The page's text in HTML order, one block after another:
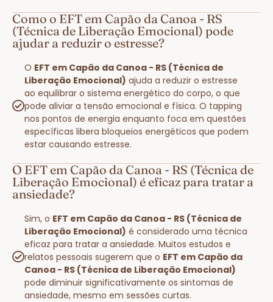
Como o EFT em Capão da Canoa - RS
(Técnica de Liberação Emocional) pode
ajudar a reduzir o estresse?
O EFT em Capão da Canoa - RS (Técnica de
Liberação Emocional) ajuda a reduzir o estresse
ao equilibrar o sistema energético do corpo, o que
pode aliviar a tensão emocional e física. O tapping
nos pontos de energia enquanto foca em questões
específicas libera bloqueios energéticos que podem
estar causando estresse.
O EFT em Capão da Canoa - RS (Técnica de
Liberação Emocional) é eficaz para tratar a
ansiedade?
Sim, o EFT em Capão da Canoa - RS (Técnica de
Liberação Emocional) é considerado uma técnica
eficaz para tratar a ansiedade. Muitos estudos e
relatos pessoais sugerem que o EFT em Capão da
Canoa - RS (Técnica de Liberação Emocional)
pode diminuir significativamente os sintomas de
ansiedade, mesmo em sessões curtas.